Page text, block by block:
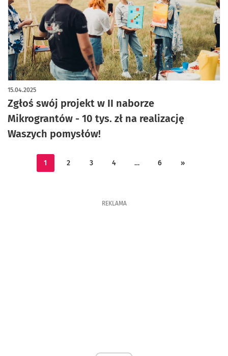
Zgłoś swój projekt w II naborze
Mikrograntów - 10 tys. zł na realizację
Waszych pomysłów!
15.04.2025
1 2 3 4 … 6 »
REKLAMA